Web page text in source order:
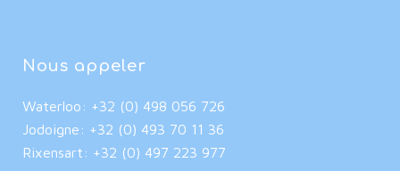
Nous appeler
Waterloo: +32 (0) 498 056 726
Jodoigne: +32 (0) 493 70 11 36
Rixensart: +32 (0) 497 223 977